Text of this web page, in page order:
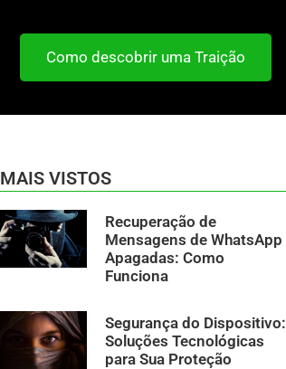
Como descobrir uma Traição
MAIS VISTOS
Recuperação de
Mensagens de WhatsApp
Apagadas: Como
Funciona
Segurança do Dispositivo:
Soluções Tecnológicas
para Sua Proteção